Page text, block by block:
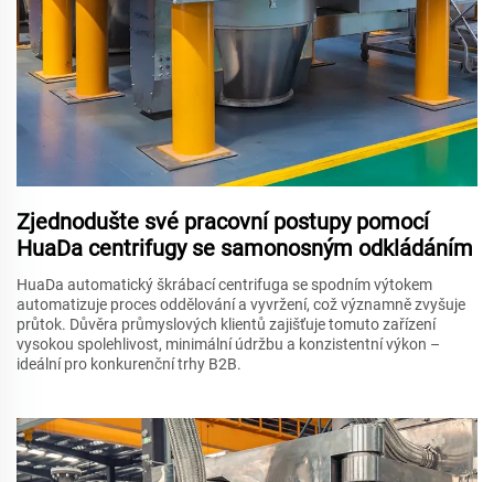
Zjednodušte své pracovní postupy pomocí
HuaDa centrifugy se samonosným odkládáním
HuaDa automatický škrábací centrifuga se spodním výtokem
automatizuje proces oddělování a vyvržení, což významně zvyšuje
průtok. Důvěra průmyslových klientů zajišťuje tomuto zařízení
vysokou spolehlivost, minimální údržbu a konzistentní výkon –
ideální pro konkurenční trhy B2B.